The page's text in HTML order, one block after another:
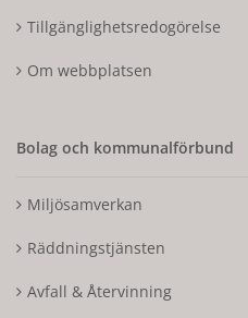
Tillgänglighetsredogörelse
Om webbplatsen
Bolag och kommunalförbund
Miljösamverkan
Räddningstjänsten
Avfall & Återvinning